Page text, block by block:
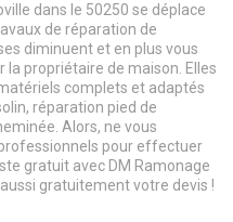
dans le 50250 se déplace
de réparation de
diminuent et en plus vous
la propriétaire de maison. Elles
complets et adaptés
réparation pied de
Alors, ne vous
pour effectuer
gratuit avec DM Ramonage
gratuitement votre devis !